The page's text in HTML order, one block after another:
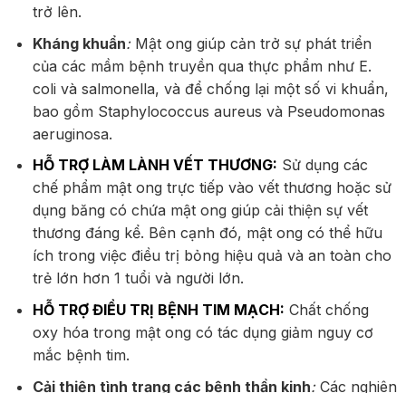
trở lên.
Kháng khuẩn:Mật ong giúp cản trở sự phát triển
của các mầm bệnh truyền qua thực phẩm như E.
coli và salmonella, và để chống lại một số vi khuẩn,
bao gồm Staphylococcus aureus và Pseudomonas
aeruginosa.
HỖ TRỢ LÀM LÀNH VẾT THƯƠNG: Sử dụng các
chế phẩm mật ong trực tiếp vào vết thương hoặc sử
dụng băng có chứa mật ong giúp cải thiện sự vết
thương đáng kể. Bên cạnh đó, mật ong có thể hữu
ích trong việc điều trị bỏng hiệu quả và an toàn cho
trẻ lớn hơn 1 tuổi và người lớn.
HỖ TRỢ ĐIỀU TRỊ BỆNH TIM MẠCH: Chất chống
oxy hóa trong mật ong có tác dụng giảm nguy cơ
mắc bệnh tim.
Cải thiện tình trạng các bệnh thần kinh:Các nghiên